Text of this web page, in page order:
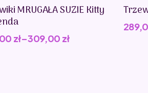
MRUGAŁA SUZIE Kitty
zł–309,00 zł